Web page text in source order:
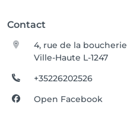
Contact
4, rue de la boucherie
Ville-Haute L-1247
+35226202526
Open Facebook